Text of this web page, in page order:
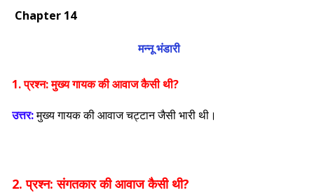
Chapter 14
मन्नू भंडारी
1. प्रश्न:मुख्य गायक की आवाज कैसी थी?
उत्तर:मुख्य गायक की आवाज चट्टान जैसी भारी थी।
2. प्रश्न: संगतकार की आवाज कैसी थी?